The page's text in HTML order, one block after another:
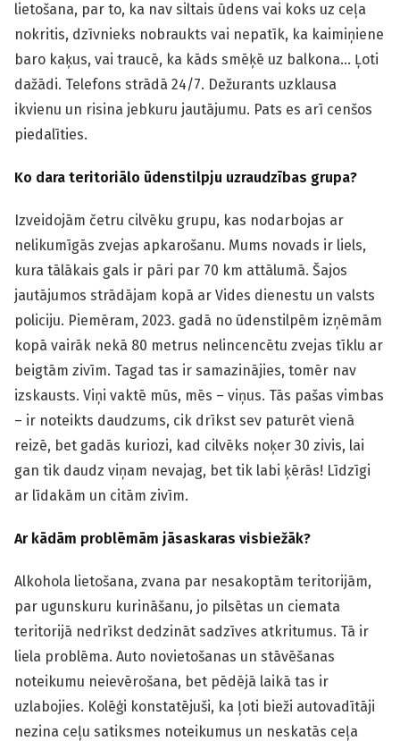
lietošana, par to, ka nav siltais ūdens vai koks uz ceļa
nokritis, dzīvnieks nobraukts vai nepatīk, ka kaimiņiene
baro kaķus, vai traucē, ka kāds smēķē uz balkona… Ļoti
dažādi. Telefons strādā 24/7. Dežurants uzklausa
ikvienu un risina jebkuru jautājumu. Pats es arī cenšos
piedalīties.
Ko dara teritoriālo ūdenstilpju uzraudzības grupa?
Izveidojām četru cilvēku grupu, kas nodarbojas ar
nelikumīgās zvejas apkarošanu. Mums novads ir liels,
kura tālākais gals ir pāri par 70 km attālumā. Šajos
jautājumos strādājam kopā ar Vides dienestu un valsts
policiju. Piemēram, 2023. gadā no ūdenstilpēm izņēmām
kopā vairāk nekā 80 metrus nelincencētu zvejas tīklu ar
beigtām zivīm. Tagad tas ir samazinājies, tomēr nav
izskausts. Viņi vaktē mūs, mēs – viņus. Tās pašas vimbas
– ir noteikts daudzums, cik drīkst sev paturēt vienā
reizē, bet gadās kuriozi, kad cilvēks noķer 30 zivis, lai
gan tik daudz viņam nevajag, bet tik labi ķērās! Līdzīgi
ar līdakām un citām zivīm.
Ar kādām problēmām jāsaskaras visbiežāk?
Alkohola lietošana, zvana par nesakoptām teritorijām,
par ugunskuru kurināšanu, jo pilsētas un ciemata
teritorijā nedrīkst dedzināt sadzīves atkritumus. Tā ir
liela problēma. Auto novietošanas un stāvēšanas
noteikumu neievērošana, bet pēdējā laikā tas ir
uzlabojies. Kolēģi konstatējuši, ka ļoti bieži autovadītāji
nezina ceļu satiksmes noteikumus un neskatās ceļa